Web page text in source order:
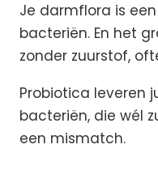
Je darmflora is
bacteriën. En het
zonder zuurstof,
Probiotica leveren
bacteriën, die wél
een mismatch.